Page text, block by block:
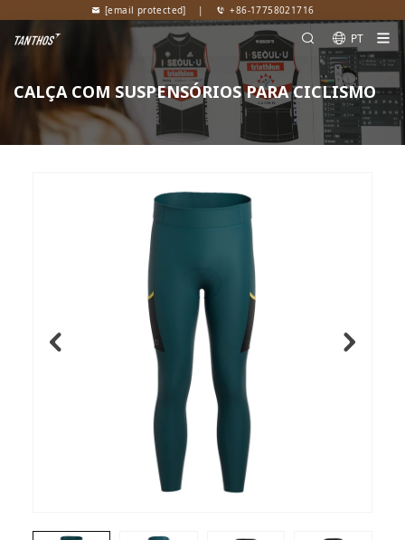
[email protected] | +86-17758021716
PT
CALÇA COM SUSPENSÓRIOS PARA CICLISMO